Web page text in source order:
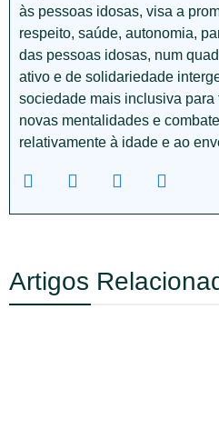
às pessoas idosas, visa a
respeito, saúde, autonomia,
das pessoas idosas, num
ativo e de solidariedade
sociedade mais inclusiva
novas mentalidades e
relativamente à idade e ao
Artigos